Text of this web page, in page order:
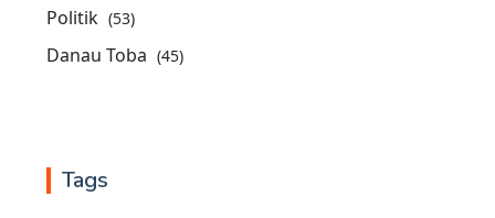
Politik (53)
Danau Toba (45)
Tags